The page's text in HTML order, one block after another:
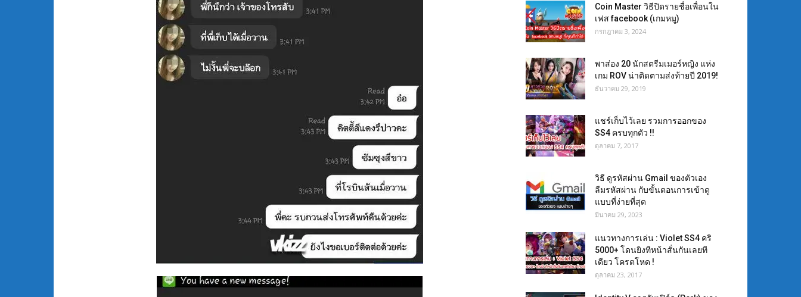
Coin Master วิธีปิดรายชื่อเพื่อนใน
เฟส facebook (เกมหมู)
กรกฎาคม 3, 2024
พาส่อง 20 นักสตรีมเมอร์หญิง แห่ง
เกม ROV น่าติดตามส่งท้ายปี 2019!
ธันวาคม 29, 2019
แชร์เก็บไว้เลย รวมการออกของ
SS4 ครบทุกตัว !!
ตุลาคม 7, 2017
วิธี ดูรหัสผ่าน Gmail ของตัวเอง
ลืมรหัสผ่าน กับขั้นตอนการเข้าดู
แบบที่ง่ายที่สุด
มีนาคม 29, 2023
แนวทางการเล่น : Violet SS4 คริ
5000+ โดนยิงทีหน้าสั่นกันเลยที
เดียว โครตโหด !
ตุลาคม 23, 2017